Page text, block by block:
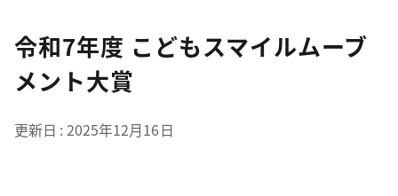
令和7年度 こどもスマイルムーブ
メント大賞
更新日 2025年12月16日